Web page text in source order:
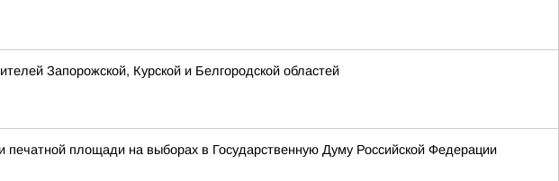
Запорожской, Курской и Белгородской областей
площади на выборах в Государственную Думу Российской Федерации